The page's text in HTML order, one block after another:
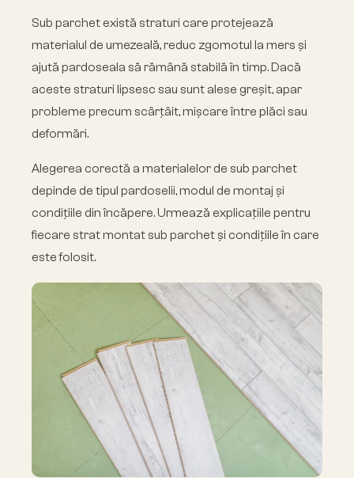
Sub parchet există straturi care protejează
materialul de umezeală, reduc zgomotul la mers și
ajută pardoseala să rămână stabilă în timp. Dacă
aceste straturi lipsesc sau sunt alese greșit, apar
probleme precum scârțâit, mișcare între plăci sau
deformări.
Alegerea corectă a materialelor de sub parchet
depinde de tipul pardoselii, modul de montaj și
condițiile din încăpere. Urmează explicațiile pentru
fiecare strat montat sub parchet și condițiile în care
este folosit.